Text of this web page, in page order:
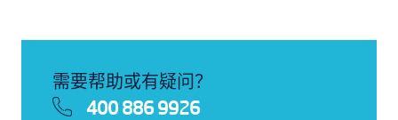
需要帮助或有疑问？
400 886 9926